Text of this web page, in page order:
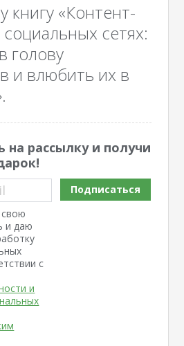
книгу «Контент-
сетях:
голову
и влюбить их в
на рассылку и получи
и даю
с
и
Подписаться